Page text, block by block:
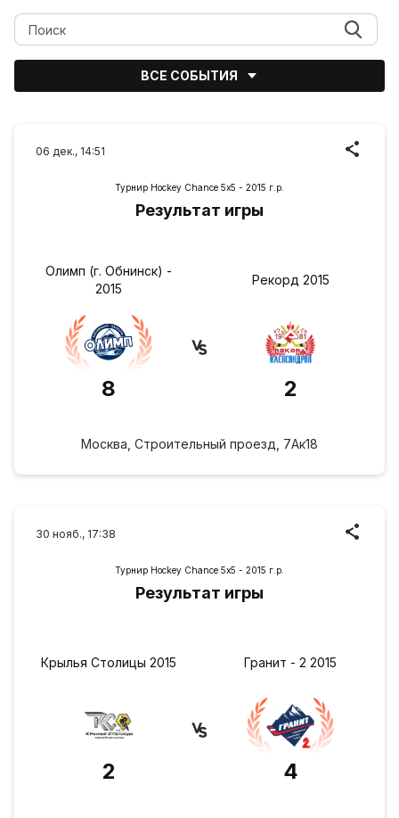
ВСЕ СОБЫТИЯ
06 дек., 14:51
Турнир Hockey Chance 5х5 - 2015 г.р.
Результат игры
Олимп (г. Обнинск) -
2015
8
Рекорд 2015
2
Москва, Строительный проезд, 7Ак18
30 нояб., 17:38
Турнир Hockey Chance 5х5 - 2015 г.р.
Результат игры
Крылья Столицы 2015
2
Гранит - 2 2015
4